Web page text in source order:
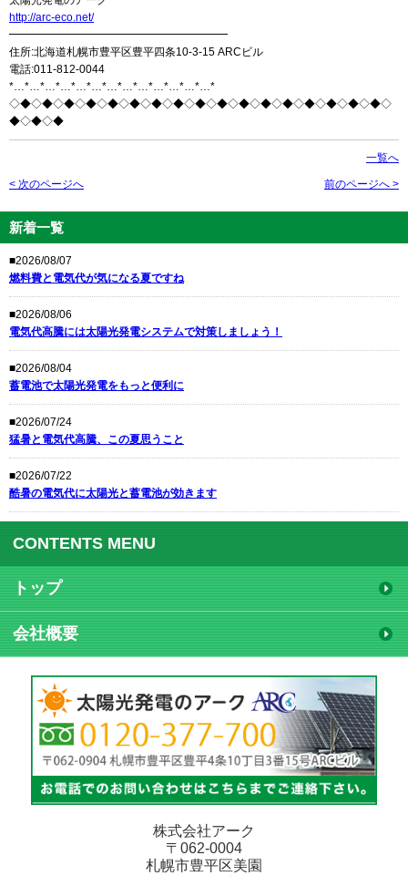
http://arc-eco.net/
━━━━━━━━━━━━━━━━━━━━
住所:北海道札幌市豊平区豊平四条10-3-15 ARCビル
電話:011-812-0044
*…*…*…*…*…*…*…*…*…*…*…*…*…*
◇◆◇◆◇◆◇◆◇◆◇◆◇◆◇◆◇◆◇◆◇◆◇◆◇◆◇◆◇◆◇◆◇◆◇
◆◇◆◇◆
一覧へ
< 次のページへ 前のページへ >
新着一覧
■2026/08/07
燃料費と電気代が気になる夏ですね
■2026/08/06
電気代高騰には太陽光発電システムで対策しましょう！
■2026/08/04
蓄電池で太陽光発電をもっと便利に
■2026/07/24
猛暑と電気代高騰、この夏思うこと
■2026/07/22
酷暑の電気代に太陽光と蓄電池が効きます
CONTENTS MENU
トップ
会社概要
株式会社アーク
〒062-0004
札幌市豊平区美園